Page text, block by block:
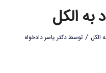
به الکل
الکل / توسطدکتر یاسر دادخواه